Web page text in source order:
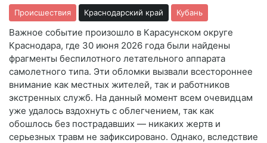
Происшествия Краснодарский край Кубань
Важное событие произошло в Карасунском округе
Краснодара, где 30 июня 2026 года были найдены
фрагменты беспилотного летательного аппарата
самолетного типа. Эти обломки вызвали всестороннее
внимание как местных жителей, так и работников
экстренных служб. На данный момент всем очевидцам
уже удалось вздохнуть с облегчением, так как
обошлось без пострадавших — никаких жертв и
серьезных травм не зафиксировано. Однако, вследствие